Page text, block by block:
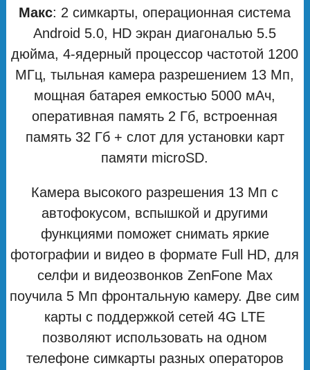
Макс: 2 симкарты, операционная система
Android 5.0, HD экран диагональю 5.5
дюйма, 4-ядерный процессор частотой 1200
МГц, тыльная камера разрешением 13 Мп,
мощная батарея емкостью 5000 мАч,
оперативная память 2 Гб, встроенная
память 32 Гб + слот для установки карт
памяти microSD.
Камера высокого разрешения 13 Мп с
автофокусом, вспышкой и другими
функциями поможет снимать яркие
фотографии и видео в формате Full HD, для
селфи и видеозвонков ZenFone Max
поучила 5 Мп фронтальную камеру. Две сим
карты с поддержкой сетей 4G LTE
позволяют использовать на одном
телефоне симкарты разных операторов